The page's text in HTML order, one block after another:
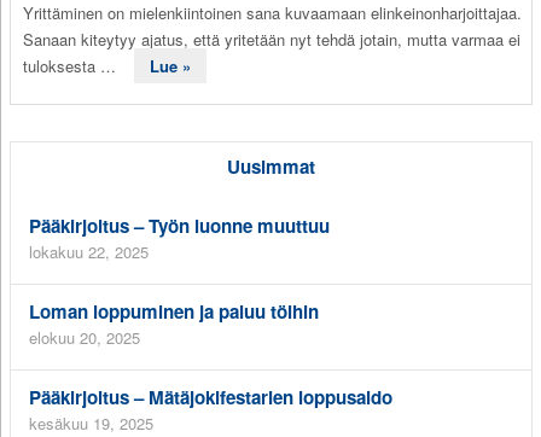
Yrittäminen on mielenkiintoinen sana kuvaamaan elinkeinonharjoittajaa.
Sanaan kiteytyy ajatus, että yritetään nyt tehdä jotain, mutta varmaa ei
tuloksesta …
Lue »
Uusimmat
Pääkirjoitus – Työn luonne muuttuu
lokakuu 22, 2025
Loman loppuminen ja paluu töihin
elokuu 20, 2025
Pääkirjoitus – Mätäjokifestarien loppusaldo
kesäkuu 19, 2025